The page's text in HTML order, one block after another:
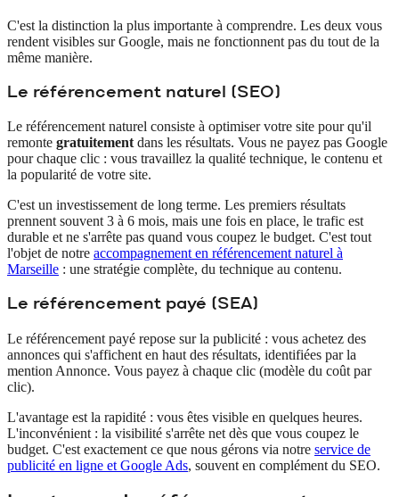
C'est la distinction la plus importante à comprendre. Les deux vous
rendent visibles sur Google, mais ne fonctionnent pas du tout de la
même manière.
Le référencement naturel (SEO)
Le référencement naturel consiste à optimiser votre site pour qu'il
remonte gratuitement dans les résultats. Vous ne payez pas Google
pour chaque clic : vous travaillez la qualité technique, le contenu et
la popularité de votre site.
C'est un investissement de long terme. Les premiers résultats
prennent souvent 3 à 6 mois, mais une fois en place, le trafic est
durable et ne s'arrête pas quand vous coupez le budget. C'est tout
l'objet de notre accompagnement en référencement naturel à
Marseille : une stratégie complète, du technique au contenu.
Le référencement payé (SEA)
Le référencement payé repose sur la publicité : vous achetez des
annonces qui s'affichent en haut des résultats, identifiées par la
mention Annonce. Vous payez à chaque clic (modèle du coût par
clic).
L'avantage est la rapidité : vous êtes visible en quelques heures.
L'inconvénient : la visibilité s'arrête net dès que vous coupez le
budget. C'est exactement ce que nous gérons via notre service de
publicité en ligne et Google Ads, souvent en complément du SEO.